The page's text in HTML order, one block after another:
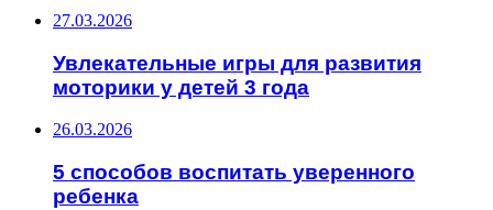
27.03.2026
Увлекательные игры для развития
моторики у детей 3 года
26.03.2026
5 способов воспитать уверенного
ребенка